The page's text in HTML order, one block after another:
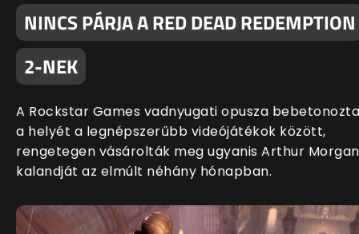
NINCS PÁRJA A RED DEAD REDEMPTION
2-NEK
A Rockstar Games vadnyugati opusza bebetonozta
a helyét a legnépszerűbb videójátékok között,
rengetegen vásárolták meg ugyanis Arthur Morgan
kalandját az elmúlt néhány hónapban.